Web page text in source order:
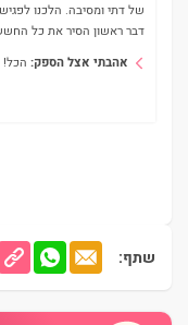
של דתי ומסיבה. הלכנו
דבר ראשון הסיר את כל
אהבתי אצל הספק:
שתף: